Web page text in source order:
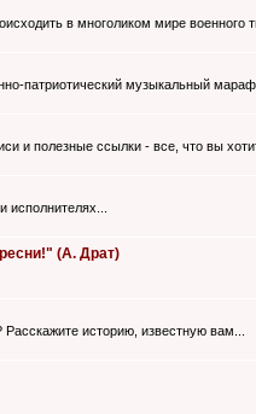
в многоликом мире военного
патриотический музыкальный
и полезные ссылки - все, что вы
(А. Драт)
историю, известную вам...